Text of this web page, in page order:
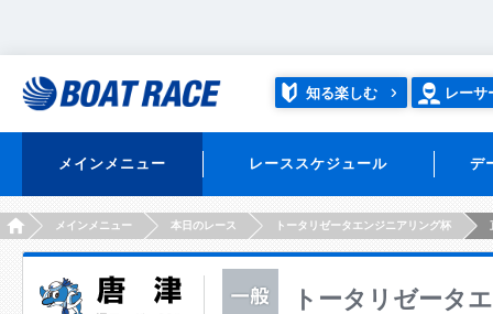
知る楽しむ レーサ
メインメニュー レーススケジュール デ
HOMEメインメニュー 本日のレース トータリゼータエンジニアリング杯
トータリゼータ